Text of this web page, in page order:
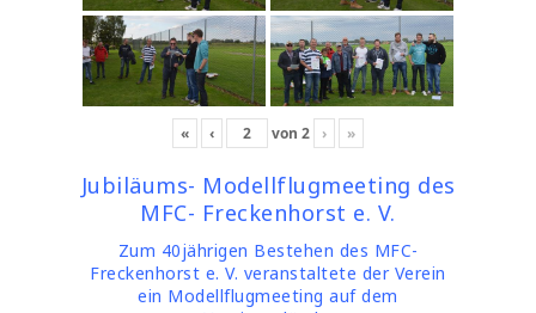
« ‹ von 2 › »
Jubiläums- Modellflugmeeting des
MFC- Freckenhorst e. V.
Zum 40jährigen Bestehen des MFC-
Freckenhorst e. V. veranstaltete der Verein
ein Modellflugmeeting auf dem